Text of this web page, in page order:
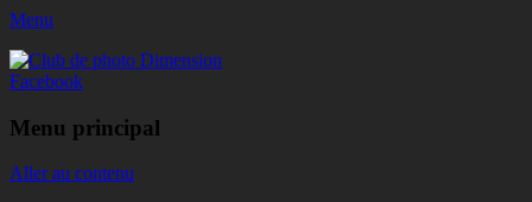
Menu
Club de photo Dimension
Facebook
Menu principal
Aller au contenu